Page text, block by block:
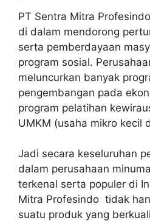
PT Sentra Mitra
di dalam mendorong
serta pemberdayaan
program sosial.
meluncurkan banyak
pengembangan pada
program pelatihan
UMKM (usaha mikro kecil
Jadi secara keseluruhan
dalam perusahaan
terkenal serta populer di
Mitra Profesindo tidak
suatu produk yang